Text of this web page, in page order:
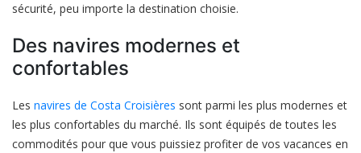
sécurité, peu importe la destination choisie.
Des navires modernes et
confortables
Les navires de Costa Croisières sont parmi les plus modernes et
les plus confortables du marché. Ils sont équipés de toutes les
commodités pour que vous puissiez profiter de vos vacances en